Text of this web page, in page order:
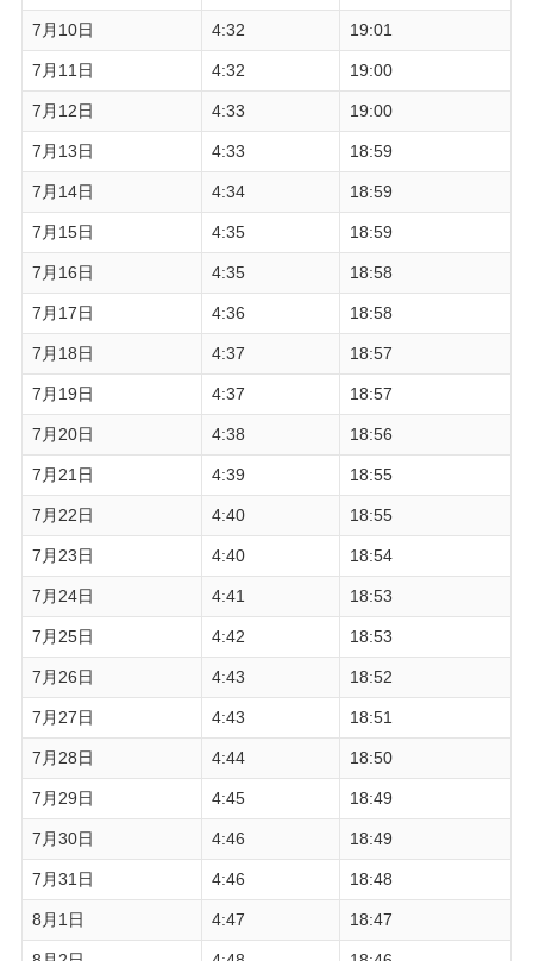
7月10日 4:32 19:01
7月11日 4:32 19:00
7月12日 4:33 19:00
7月13日 4:33 18:59
7月14日 4:34 18:59
7月15日 4:35 18:59
7月16日 4:35 18:58
7月17日 4:36 18:58
7月18日 4:37 18:57
7月19日 4:37 18:57
7月20日 4:38 18:56
7月21日 4:39 18:55
7月22日 4:40 18:55
7月23日 4:40 18:54
7月24日 4:41 18:53
7月25日 4:42 18:53
7月26日 4:43 18:52
7月27日 4:43 18:51
7月28日 4:44 18:50
7月29日 4:45 18:49
7月30日 4:46 18:49
7月31日 4:46 18:48
8月1日 4:47 18:47